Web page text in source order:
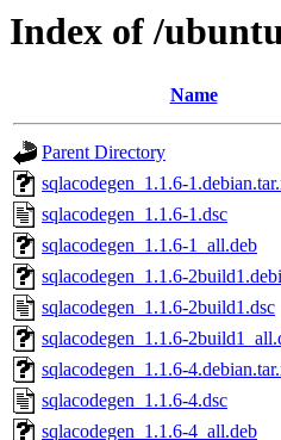
Index of /
Name
Parent Directory
sqlacodegen_1.1.6-
sqlacodegen_1.1.6-1.dsc
sqlacodegen_1.1.6-1_all.deb
sqlacodegen_1.1.6-
sqlacodegen_1.1.6-2build1.dsc
sqlacodegen_1.1.6-
sqlacodegen_1.1.6-
sqlacodegen_1.1.6-4.dsc
sqlacodegen_1.1.6-4_all.deb